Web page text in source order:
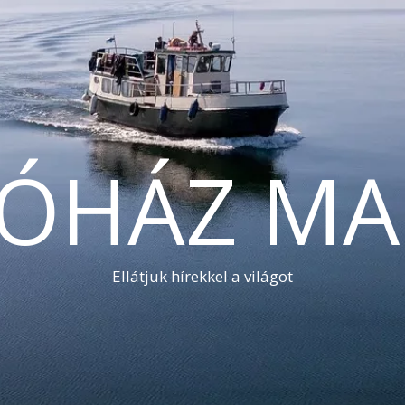
Ellátjuk hírekkel a világot